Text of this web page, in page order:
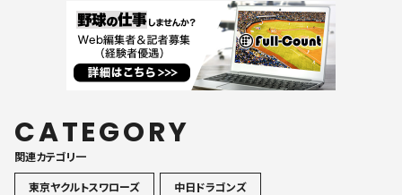
CATEGORY
関連カテゴリ一
東京ヤクルトスワローズ
中日ドラゴンズ